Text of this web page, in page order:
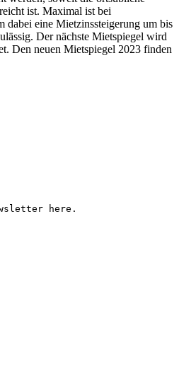
ist. Maximal ist bei
dabei eine Mietzinssteigerung um bis
Der nächste Mietspiegel wird
Den neuen Mietspiegel 2023 finden
here.